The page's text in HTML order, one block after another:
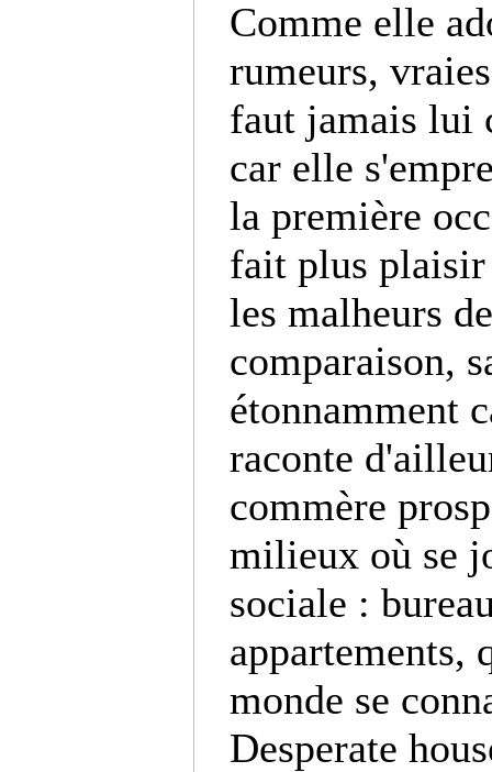
Comme elle
rumeurs,
faut jamais lui
car elle
la première
fait plus plaisir
les malheurs
comparaison,
étonnamment
raconte
commère
milieux où se
sociale :
appartements,
monde se
Desperate